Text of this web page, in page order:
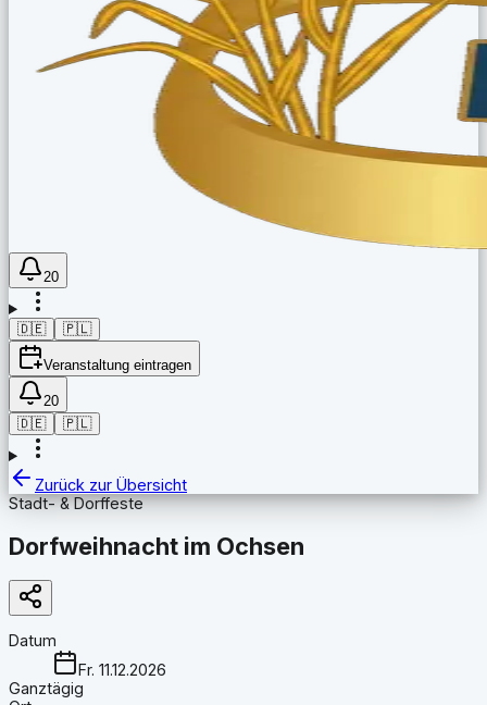
20
🇩🇪 🇵🇱
Veranstaltung eintragen
20
🇩🇪
🇵🇱
Zurück zur Übersicht
Stadt- & Dorffeste
Dorfweihnacht im Ochsen
Datum
Fr. 11.12.2026
Ganztägig